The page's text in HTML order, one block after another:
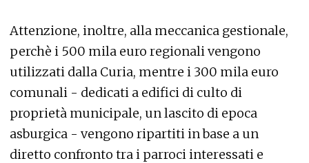
Attenzione, inoltre, alla meccanica gestionale,
perchè i 500 mila euro regionali vengono
utilizzati dalla Curia, mentre i 300 mila euro
comunali - dedicati a edifici di culto di
proprietà municipale, un lascito di epoca
asburgica - vengono ripartiti in base a un
diretto confronto tra i parroci interessati e